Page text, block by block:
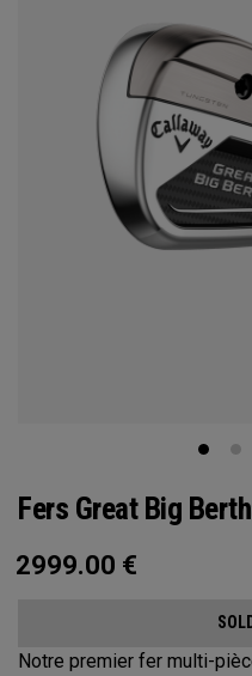
Fers Great Big
2999.00 €
Notre premier fer multi-